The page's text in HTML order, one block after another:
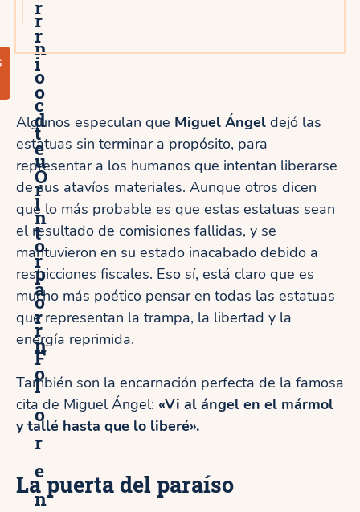
r
r
i
o
d
e
O
l
t
r
a
r
n
o
r
n
o
c
t
u
r
n
o
p
o
r
F
l
o
r
e
n
Algunos especulan que Miguel Ángel dejó las
estatuas sin terminar a propósito, para
representar a los humanos que intentan liberarse
de sus atavíos materiales. Aunque otros dicen
que lo más probable es que estas estatuas sean
el resultado de comisiones fallidas, y se
mantuvieron en su estado inacabado debido a
restricciones fiscales. Eso sí, está claro que es
mucho más poético pensar en todas las estatuas
que representan la trampa, la libertad y la
energía reprimida.
También son la encarnación perfecta de la famosa
cita de Miguel Ángel: «Vi al ángel en el mármol
y tallé hasta que lo liberé».
La puerta del paraíso